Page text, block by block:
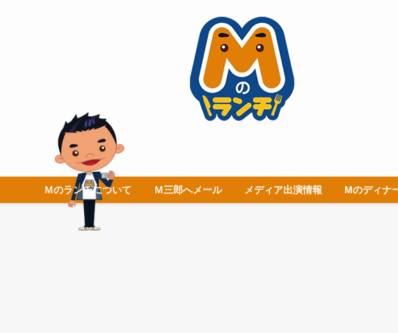
Ｍのランチについて Ｍ三郎へメール メディア出演情報 Mのディナ